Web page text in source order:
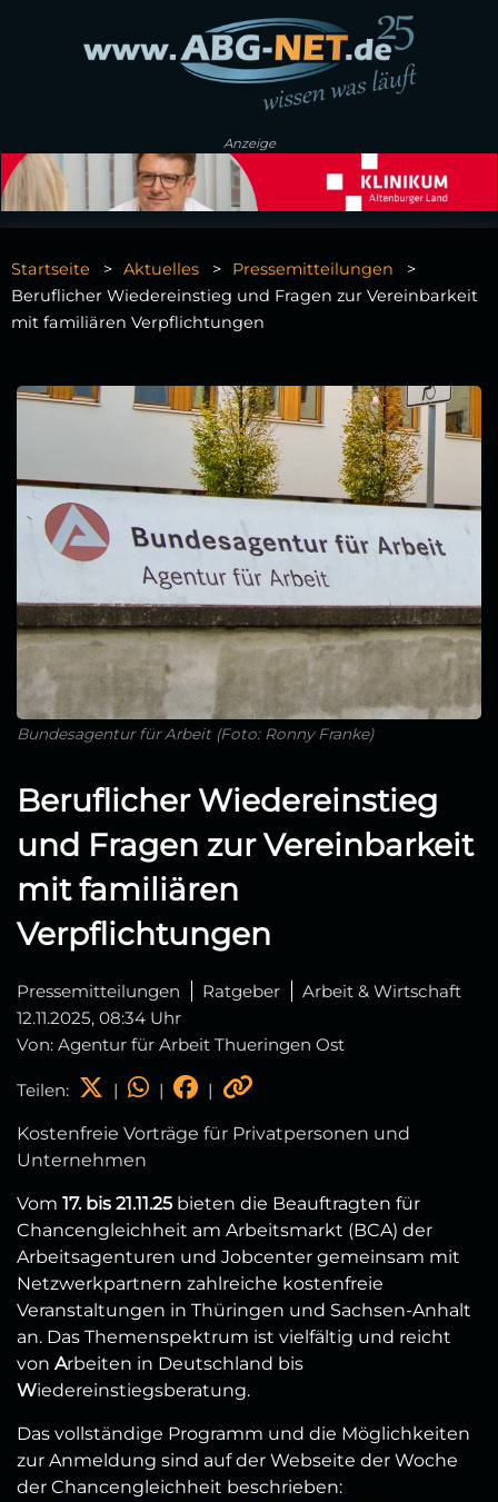
Anzeige
Startseite Aktuelles
Pressemitteilungen
Beruflicher Wiedereinstieg und Fragen zur Vereinbarkeit
mit familiären Verpflichtungen
Bundesagentur für Arbeit (Foto: Ronny Franke)
Beruflicher Wiedereinstieg
und Fragen zur Vereinbarkeit
mit familiären
Verpflichtungen
Pressemitteilungen Ratgeber
Arbeit & Wirtschaft
12.11.2025, 08:34 Uhr
Von: Agentur für Arbeit Thueringen Ost
Teilen: | | |
Kostenfreie Vorträge für Privatpersonen und
Unternehmen
Vom 17. bis 21.11.25 bieten die Beauftragten für
Chancengleichheit am Arbeitsmarkt (BCA) der
Arbeitsagenturen und Jobcenter gemeinsam mit
Netzwerkpartnern zahlreiche kostenfreie
Veranstaltungen in Thüringen und Sachsen-Anhalt
an. Das Themenspektrum ist vielfältig und reicht
von Arbeiten in Deutschland bis
Wiedereinstiegsberatung.
Das vollständige Programm und die Möglichkeiten
zur Anmeldung sind auf der Webseite der Woche
der Chancengleichheit beschrieben: